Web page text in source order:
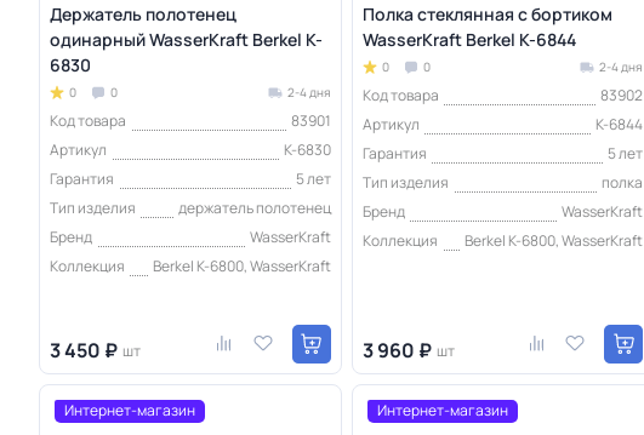
Держатель полотенец
одинарный WasserKraft Berkel K-
6830
0 0 2-4 дня
Код товара
83901
Артикул
K-6830
Гарантия
5 лет
Тип изделия
держатель полотенец
Бренд
WasserKraft
Коллекция
Berkel K-6800, WasserKraft
3 450 ₽ шт
Полка стеклянная с бортиком
WasserKraft Berkel K-6844
0 0 2-4 дня
Код товара
83902
Артикул
K-6844
Гарантия
5 лет
Тип изделия
полка
Бренд
WasserKraft
Коллекция
Berkel K-6800, WasserKraft
3 960 ₽ шт
Интернет-магазин Интернет-магазин